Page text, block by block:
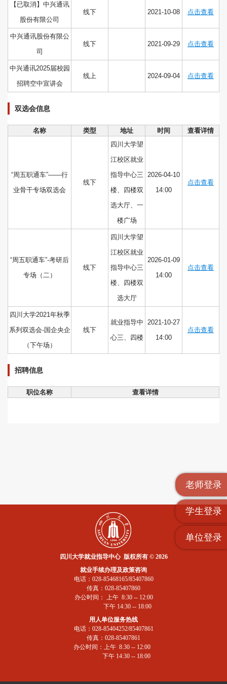
老师登录
学生登录
单位登录
【已取消】中兴通讯
股份有限公司
线下 2021-10-08 点击查看
中兴通讯股份有限公
司
线下 2021-09-29 点击查看
中兴通讯2025届校园
招聘空中宣讲会
线上 2024-09-04 点击查看
双选会信息
名称 类型 地址 时间 查看详情
“周五职通车”——行
业骨干专场双选会
线下
四川大学望
江校区就业
指导中心三
楼、四楼双
选大厅、一
楼广场
2026-04-10
14:00
点击查看
“周五职通车”-考研后
专场（二）
线下
四川大学望
江校区就业
指导中心三
楼、四楼双
选大厅
2026-01-09
14:00
点击查看
四川大学2021年秋季
系列双选会-国企央企
（下午场）
线下
就业指导中
心三、四楼
2021-10-27
14:00
点击查看
招聘信息
职位名称 查看详情
四川大学就业指导中心 版权所有 © 2026
就业手续办理及政策咨询
电话：028-85468165/85407860
传真：028-85407860
办公时间： 上午 8:30 -- 12:00
下午 14:30 -- 18:00
用人单位服务热线
电话：028-85404252/85407861
传真：028-85407861
办公时间：上午 8:30 -- 12:00
下午 14:30 -- 18:00